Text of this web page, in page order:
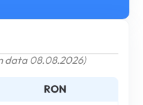
data 08.08.2026)
RON